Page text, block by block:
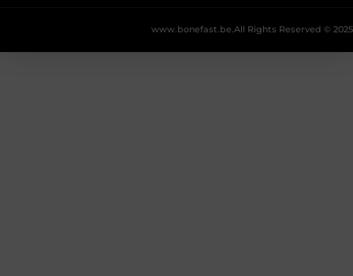
All Rights Reserved © 2025
www.bonefast.be.